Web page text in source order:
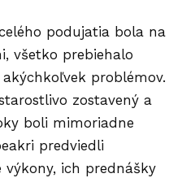
podujatia bola na
všetko prebiehalo
problémov.
zostavený a
boli mimoriadne
predviedli
výkony, ich prednášky